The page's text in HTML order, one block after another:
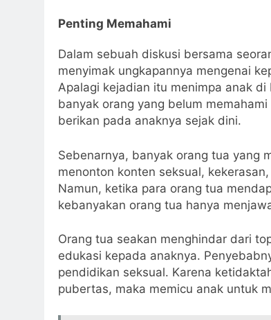
Penting Memahami
Dalam sebuah diskusi bersama
menyimak ungkapannya mengenai
Apalagi kejadian itu menimpa anak
banyak orang yang belum
berikan pada anaknya sejak dini.
Sebenarnya, banyak orang tua yang
menonton konten seksual,
Namun, ketika para orang tua
kebanyakan orang tua hanya
Orang tua seakan menghindar dari
edukasi kepada anaknya.
pendidikan seksual. Karena
pubertas, maka memicu anak untuk